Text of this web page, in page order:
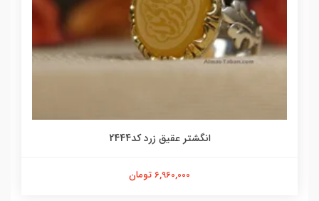
انگشتر عقیق زرد کد2444
6,960,000 تومان